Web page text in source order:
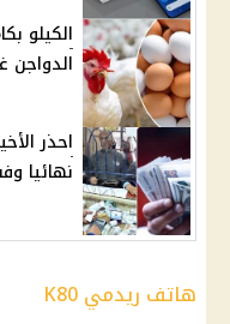
الكيلو
الدواجن
نهائيا
هاتف ريدمي K80